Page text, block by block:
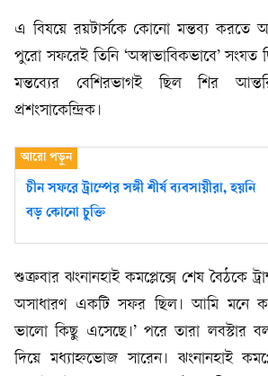
এ বিষয়ে রয়টার্সকে কোনো মন্তব্য করতে
পুরো সফরেই তিনি ‘অস্বাভাবিকভাবে’ সংযত
মন্তব্যের বেশিরভাগই ছিল শির
প্রশংসাকেন্দ্রিক।
চীন সফরে ট্রাম্পের সঙ্গী শীর্ষ ব্যবসায়ীরা, হয়নি
বড় কোনো চুক্তি
শুক্রবার ঝংনানহাই কমপ্লেক্সে শেষ বৈঠকে
অসাধারণ একটি সফর ছিল। আমি মনে
ভালো কিছু এসেছে।’ পরে তারা লবস্টার
দিয়ে মধ্যাহ্নভোজ সারেন। ঝংনানহাই